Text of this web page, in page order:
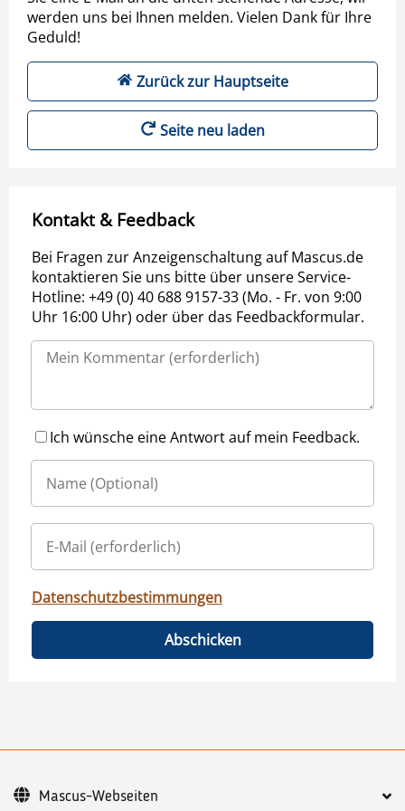
werden uns bei Ihnen melden. Vielen Dank für Ihre
Geduld!
Zurück zur Hauptseite
Seite neu laden
Kontakt & Feedback
Bei Fragen zur Anzeigenschaltung auf Mascus.de
kontaktieren Sie uns bitte über unsere Service-
Hotline: +49 (0) 40 688 9157-33 (Mo. - Fr. von 9:00
Uhr 16:00 Uhr) oder über das Feedbackformular.
Ich wünsche eine Antwort auf mein Feedback.
Datenschutzbestimmungen
Abschicken
Mascus-Webseiten